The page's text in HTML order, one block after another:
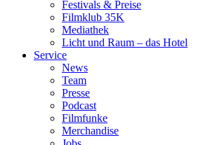
Fes­ti­vals & Prei­se
Film­klub 35K
Media­thek
Licht und Raum – das Hotel
Ser­vice
News
Team
Pres­se
Pod­cast
Film­fun­ke
Mer­chan­di­se